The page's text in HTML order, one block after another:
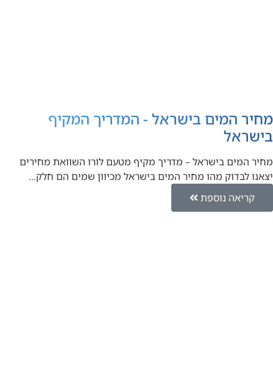
מחיר המים בישראל - המדריך המקיף
בישראל
מחיר המים בישראל – מדריך מקיף מטעם לורו השוואת מחירים
יצאנו לבדוק מהו מחיר המים בישראל מכיוון שמים הם חלק…
קריאה נוספת